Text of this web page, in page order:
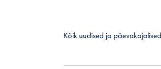
Kõik uudised ja päevakajalised